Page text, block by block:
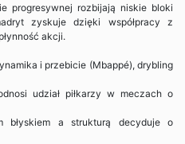
progresywnej rozbijają niskie bloki
zyskuje dzięki współpracy z
akcji.
i przebicie (Mbappé), drybling
udział piłkarzy w meczach o
błyskiem a strukturą decyduje o